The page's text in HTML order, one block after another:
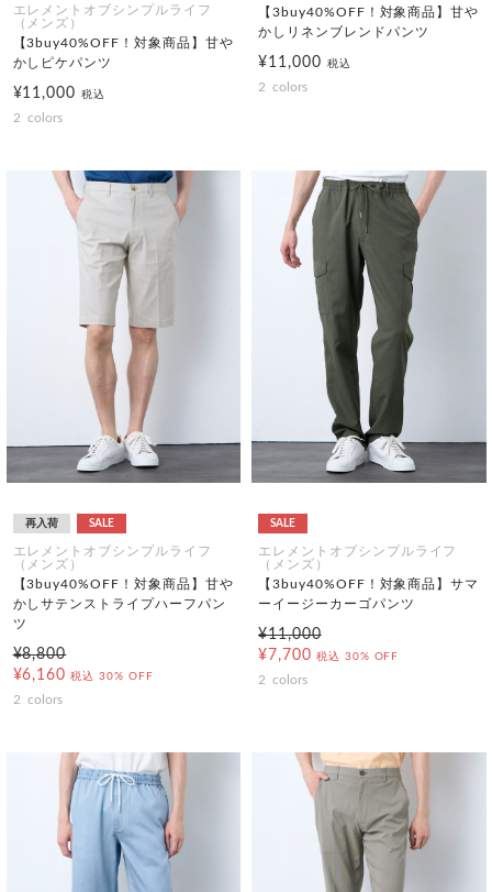
エレメントオブシンプルライフ
（メンズ）
【3buy40%OFF！対象商品】甘や
かしピケパンツ
¥11,000税込
2 colors
【3buy40%OFF！対象商品】甘や
かしリネンブレンドパンツ
¥11,000 税込
2 colors
再入荷 SALE
エレメントオブシンプルライフ
（メンズ）
【3buy40%OFF！対象商品】甘や
かしサテンストライプハーフパン
ツ
¥8,800
¥6,160 税込 30% OFF
2 colors
SALE
エレメントオブシンプルライフ
（メンズ）
【3buy40%OFF！対象商品】サマ
ーイージーカーゴパンツ
¥11,000
¥7,700 税込 30% OFF
2 colors